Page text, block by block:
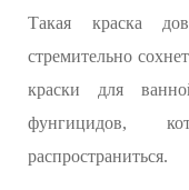
Такая краска
стремительно
краски для
фунгицидов,
распространиться.